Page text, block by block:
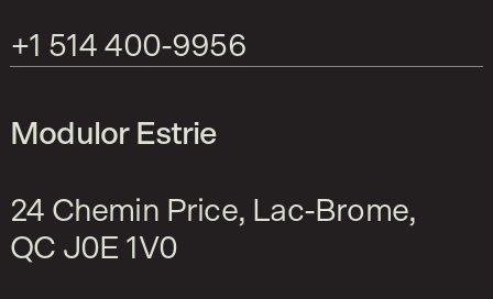
+1 514 400-9956
Modulor Estrie
24 Chemin Price, Lac-Brome,
QC J0E 1V0